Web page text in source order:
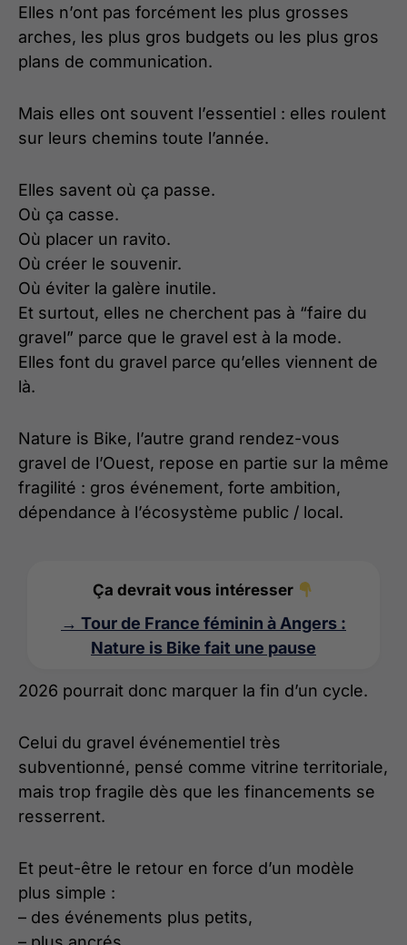
Elles n’ont pas forcément les plus grosses
arches, les plus gros budgets ou les plus gros
plans de communication.
Mais elles ont souvent l’essentiel : elles roulent
sur leurs chemins toute l’année.
Elles savent où ça passe.
Où ça casse.
Où placer un ravito.
Où créer le souvenir.
Où éviter la galère inutile.
Et surtout, elles ne cherchent pas à “faire du
gravel” parce que le gravel est à la mode.
Elles font du gravel parce qu’elles viennent de
là.
Nature is Bike, l’autre grand rendez-vous
gravel de l’Ouest, repose en partie sur la même
fragilité : gros événement, forte ambition,
dépendance à l’écosystème public / local.
Ça devrait vous intéresser
→ Tour de France féminin à Angers :
Nature is Bike fait une pause
2026 pourrait donc marquer la fin d’un cycle.
Celui du gravel événementiel très
subventionné, pensé comme vitrine territoriale,
mais trop fragile dès que les financements se
resserrent.
Et peut-être le retour en force d’un modèle
plus simple :
– des événements plus petits,